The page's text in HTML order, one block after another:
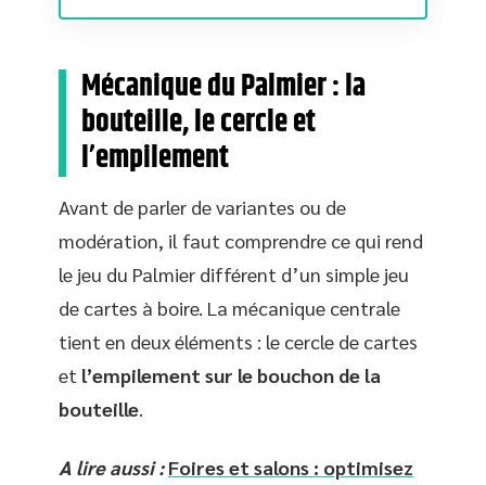
Mécanique du Palmier : la
bouteille, le cercle et
l’empilement
Avant de parler de variantes ou de
modération, il faut comprendre ce qui rend
le jeu du Palmier différent d’un simple jeu
de cartes à boire. La mécanique centrale
tient en deux éléments : le cercle de cartes
et l’empilement sur le bouchon de la
bouteille.
A lire aussi : Foires et salons : optimisez